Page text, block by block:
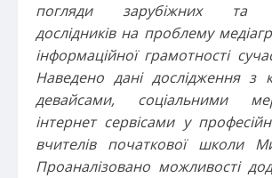
погляди зарубіжних та
дослідників на проблему
інформаційної грамотності
Наведено дані дослідження з
девайсами, соціальними
інтернет сервісами у
вчителів початкової школи
Проаналізовано можливості